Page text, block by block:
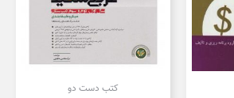
کتب دست دو